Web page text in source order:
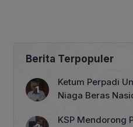
Berita Terpopuler
Ketum Perpadi
Niaga Beras
KSP Mendorong